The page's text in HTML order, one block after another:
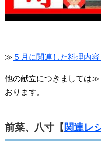
≫ ５月に関連した料理内容
他の献立につきましては≫
おります。
前菜、八寸【 関連レ